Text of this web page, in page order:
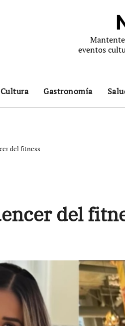
eventos
Cultura Gastronomía
del fitness
del